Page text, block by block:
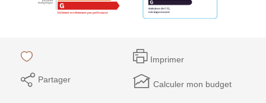
Imprimer
Partager Calculer mon budget